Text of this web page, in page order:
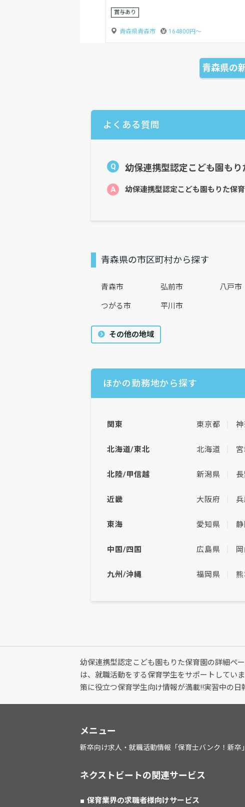
賞与あり
青森県八戸市 155000円〜
青森県の
よくある質問
Q 幼保連携型認定こども園も
A 幼保連携型認定こども園もりた保
青森県の市区町村から探す
青森市 弘前市 八戸市
つがる市 平川市
その他の地域
ほかの勤務地から探す
関東 東京都
北海道/東北 北海道
北陸/甲信越 新潟県
近畿 大阪府
東海 愛知県
中国/四国 広島県
九州/沖縄 福岡県
幼保連携型認定こども園もりた保育園の詳細ペ
は、就職活動をする保育学生をサポートしてい
策に役立つ保育学生向け情報が満載!!実習中の
メニュー
新卒向け求人・就職活動情報「保育士バンク！新卒」
ネクストビートの関連サービス
保育業界の求職者様向けサービス